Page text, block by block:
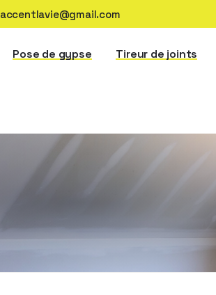
accentlavie@gmail.com
Pose de gypse Tireur de joints